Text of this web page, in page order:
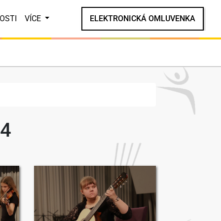
VÍCE ELEKTRONICKÁ OMLUVENKA